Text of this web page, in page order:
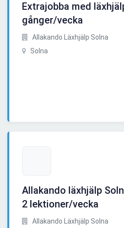
Extrajobba med
gånger/vecka
Allakando Läxhjälp Solna
Solna
Allakando läxhjälp
2 lektioner/vecka
Allakando Läxhjälp Solna